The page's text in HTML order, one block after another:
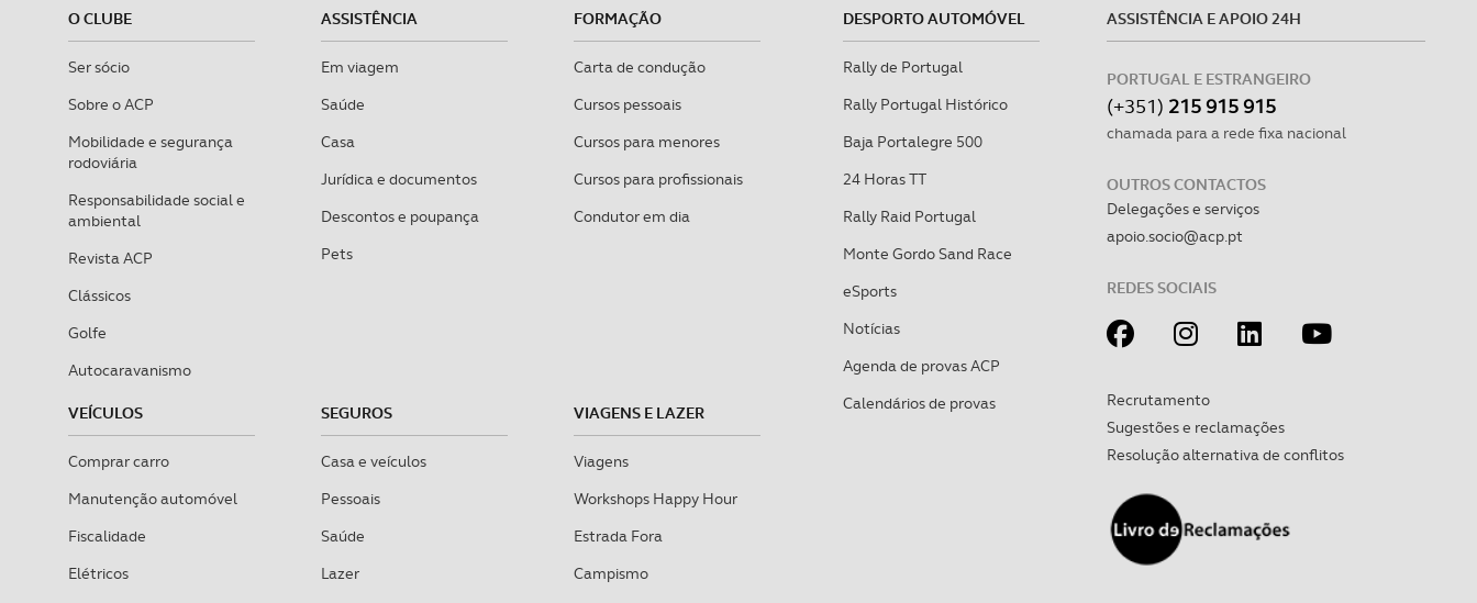
O CLUBE
Ser sócio
Sobre o ACP
Mobilidade e segurança
rodoviária
Responsabilidade social e
ambiental
Revista ACP
Clássicos
Golfe
Autocaravanismo
ASSISTÊNCIA
Em viagem
Saúde
Casa
Jurídica e documentos
Descontos e poupança
Pets
FORMAÇÃO
Carta de condução
Cursos pessoais
Cursos para menores
Cursos para profissionais
Condutor em dia
VEÍCULOS
Comprar carro
Manutenção automóvel
Fiscalidade
Elétricos
SEGUROS
Casa e veículos
Pessoais
Saúde
Lazer
VIAGENS E LAZER
Viagens
Workshops Happy Hour
Estrada Fora
Campismo
DESPORTO AUTOMÓVEL
Rally de Portugal
Rally Portugal Histórico
Baja Portalegre 500
24 Horas TT
Rally Raid Portugal
Monte Gordo Sand Race
eSports
Notícias
Agenda de provas ACP
Calendários de provas
ASSISTÊNCIA E APOIO 24H
PORTUGAL E ESTRANGEIRO
(+351) 215 915 915
chamada para a rede fixa nacional
OUTROS CONTACTOS
Delegações e serviços
apoio.socio@acp.pt
REDES SOCIAIS
Recrutamento
Sugestões e reclamações
Resolução alternativa de conflitos